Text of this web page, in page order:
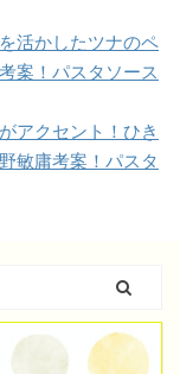
活かしたツナのペ
案！パスタソース
アクセント！ひき
敏庸考案！パスタ